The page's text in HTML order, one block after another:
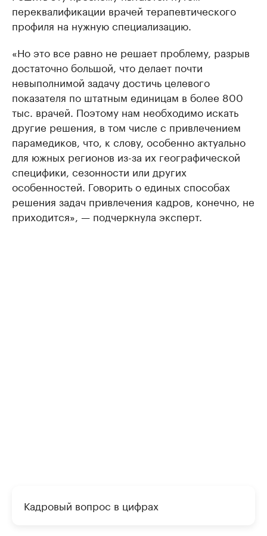
переквалификации врачей терапевтического
профиля на нужную специализацию.
«Но это все равно не решает проблему, разрыв
достаточно большой, что делает почти
невыполнимой задачу достичь целевого
показателя по штатным единицам в более 800
тыс. врачей. Поэтому нам необходимо искать
другие решения, в том числе с привлечением
парамедиков, что, к слову, особенно актуально
для южных регионов из-за их географической
специфики, сезонности или других
особенностей. Говорить о единых способах
решения задач привлечения кадров, конечно, не
приходится», — подчеркнула эксперт.
Кадровый вопрос в цифрах